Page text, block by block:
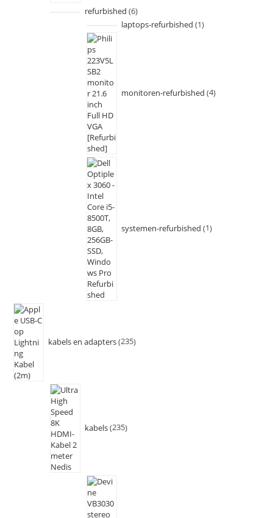
refurbished 6
laptops-refurbished 1
monitoren-refurbished 4
systemen-refurbished 1
kabels en adapters 235
kabels 235